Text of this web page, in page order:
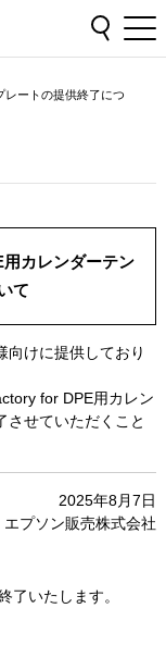
ートの提供終了につ
カレンダーテン
て
向けに提供しており
for DPE用カレン
させていただくこと
2025年8月7日
エプソン販売株式会社
了いたします。